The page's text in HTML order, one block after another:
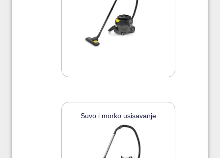
Suvo i morko usisavanje